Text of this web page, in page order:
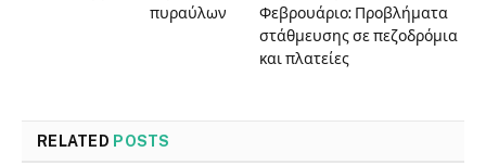
πυραύλων
Φεβρουάριο: Προβλήματα
στάθμευσης σε πεζοδρόμια
και πλατείες
RELATED POSTS